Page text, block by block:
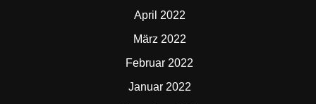
April 2022
März 2022
Februar 2022
Januar 2022